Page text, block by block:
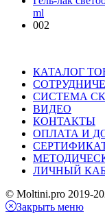
ml
002
КАТАЛОГ
СИСТЕМА
ВИДЕО
КОНТАКТЫ
ОПЛАТА И
ЛИЧНЫЙ
© Moltini.pro 2019-
Закрыть меню